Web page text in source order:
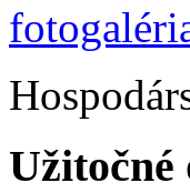
Užitočné